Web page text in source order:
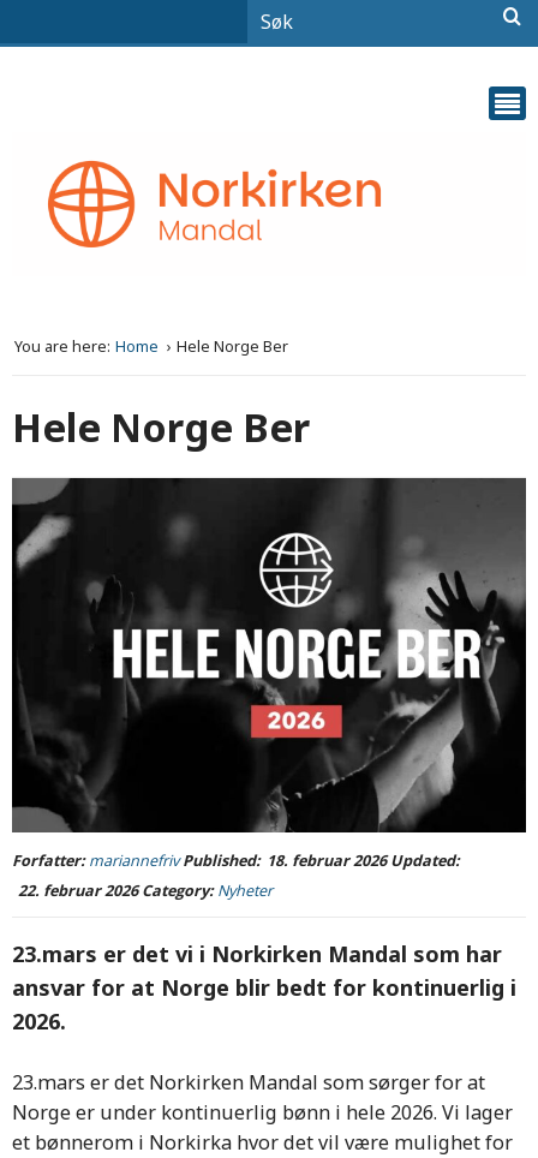
You are here: Home Hele Norge Ber
Hele Norge Ber
Forfatter:mariannefrivPublished: 18. februar 2026Updated:
22. februar 2026 Category:Nyheter
23.mars er det vi i Norkirken Mandal som har
ansvar for at Norge blir bedt for kontinuerlig i
2026.
23.mars er det Norkirken Mandal som sørger for at
Norge er under kontinuerlig bønn i hele 2026. Vi lager
et bønnerom i Norkirka hvor det vil være mulighet for